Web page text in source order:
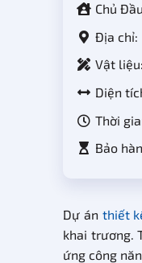
Chủ
Địa chỉ:
Vật liệu:
Diện
Thời
Bảo
Dự án thiết
khai trương.
ứng công